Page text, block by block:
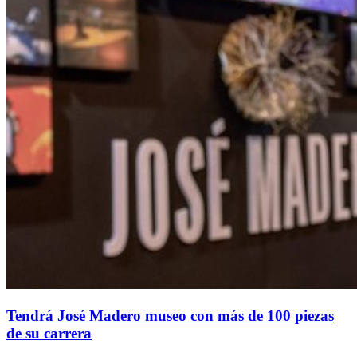
Tendrá José Madero museo con más de 100 piezas
de su carrera